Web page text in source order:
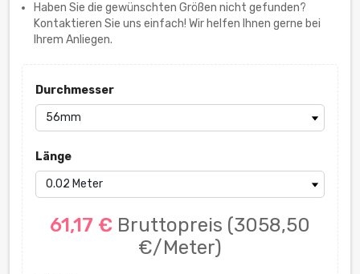
Haben Sie die gewünschten Größen nicht gefunden?
Kontaktieren Sie uns einfach! Wir helfen Ihnen gerne bei
Ihrem Anliegen.
Durchmesser
Länge
61,17 € Bruttopreis (3058,50
€/Meter)